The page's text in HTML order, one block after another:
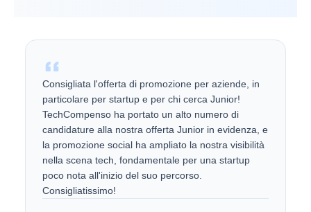
Consigliata l'offerta di promozione per aziende, in
particolare per startup e per chi cerca Junior!
TechCompenso ha portato un alto numero di
candidature alla nostra offerta Junior in evidenza, e
la promozione social ha ampliato la nostra visibilità
nella scena tech, fondamentale per una startup
poco nota all'inizio del suo percorso.
Consigliatissimo!